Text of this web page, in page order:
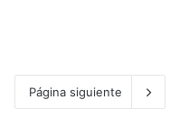
Página siguiente